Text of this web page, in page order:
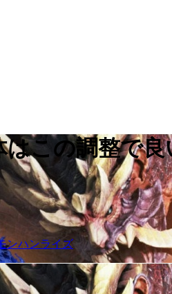
はこの調整で
ンハンライズ